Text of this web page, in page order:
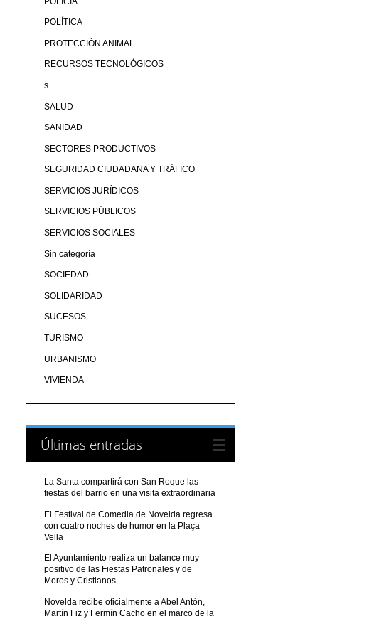
POLÍTICA
PROTECCIÓN ANIMAL
RECURSOS TECNOLÓGICOS
s
SALUD
SANIDAD
SECTORES PRODUCTIVOS
SEGURIDAD CIUDADANA Y TRÁFICO
SERVICIOS JURÍDICOS
SERVICIOS PÚBLICOS
SERVICIOS SOCIALES
Sin categoría
SOCIEDAD
SOLIDARIDAD
SUCESOS
TURISMO
URBANISMO
VIVIENDA
Últimas entradas
La Santa compartirá con San Roque las
fiestas del barrio en una visita extraordinaria
El Festival de Comedia de Novelda regresa
con cuatro noches de humor en la Plaça
Vella
El Ayuntamiento realiza un balance muy
positivo de las Fiestas Patronales y de
Moros y Cristianos
Novelda recibe oficialmente a Abel Antón,
Martín Fiz y Fermín Cacho en el marco de la